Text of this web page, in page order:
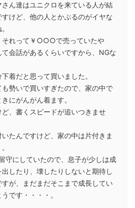
ん達はユニクロを来ている人が結
けど、他の人とかぶるのがイヤな
それって￥○○○で売っていたや
会話があるくらいですから、NGな
着だと思って買いました。
も勢いで買いすぎたので、家の中で
にがんがん着ます。
、書くスピードが追いつきませ
たんですけど、家の中は片付きま
守にしていたので、息子が少しは成
したり、壊したりしないと期待し
すが、まだまだそこまで成長してい
です・・・・。